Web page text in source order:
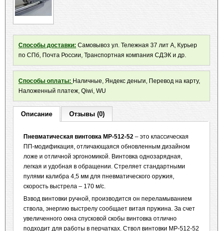
Способы доставки: Самовывоз ул. Тележная 37 лит А, Курьер
по СПб, Почта России, Транспортная компания СДЭК и др.
Способы оплаты: Наличные, Яндекс деньги, Перевод на карту,
Наложенный платеж, Qiwi, WU
Описание Отзывы (0)
Пневматическая винтовка МР-512-52 – это классическая
ПП-модификация, отличающаяся обновленным дизайном
ложе и отличной эргономикой. Винтовка однозарядная,
легкая и удобная в обращении. Стреляет стандартными
пулями калибра 4,5 мм для пневматического оружия,
скорость выстрела – 170 м/с.
Взвод винтовки ручной, производится он переламыванием
ствола, энергию выстрелу сообщает витая пружина. За счет
увеличенного окна спусковой скобы винтовка отлично
подходит для работы в перчатках. Ствол винтовки МР-512-52